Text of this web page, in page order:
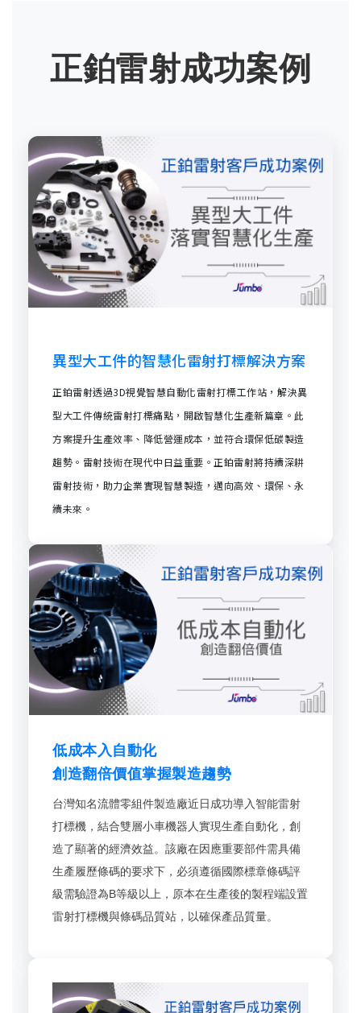
正鉑雷射成功案例
異型大工件的智慧化雷射打標解決方案
正鉑雷射透過3D視覺智慧自動化雷射打標工作站，解決異
型大工件傳統雷射打標痛點，開啟智慧化生產新篇章。此
方案提升生產效率、降低營運成本，並符合環保低碳製造
趨勢。雷射技術在現代中日益重要。正鉑雷射將持續深耕
雷射技術，助力企業實現智慧製造，邁向高效、環保、永
續未來。
低成本入自動化
創造翻倍價值掌握製造趨勢
台灣知名流體零組件製造廠近日成功導入智能雷射
打標機，結合雙層小車機器人實現生產自動化，創
造了顯著的經濟效益。該廠在因應重要部件需具備
生產履歷條碼的要求下，必須遵循國際標章條碼評
級需驗證為B等級以上，原本在生產後的製程端設置
雷射打標機與條碼品質站，以確保產品質量。